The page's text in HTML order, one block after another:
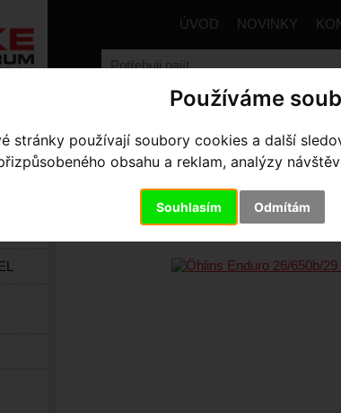
Používáme
stránky používají soubory cookies a další
obsahu a reklam, analýzy
Souhlasím Odmítám
ÚVOD NOVINKY
ÖHLINS ENDURO
GOLD/SIL MTB 1435